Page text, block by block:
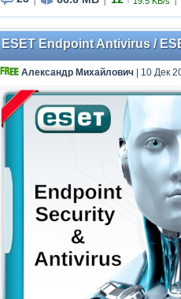
ESET Endpoint Antivirus /
Александр Михайлович | 10 Дек